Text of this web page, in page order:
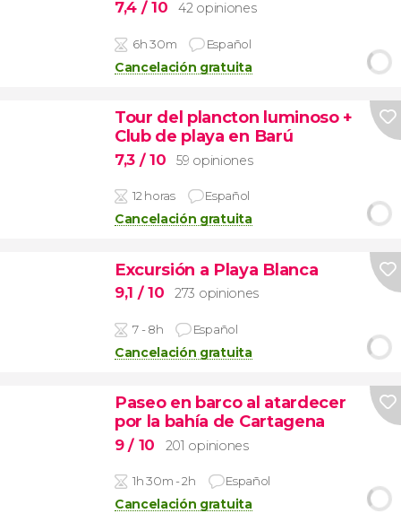
7,4 / 10 42 opiniones
6h 30m Español
Cancelación gratuita
Tour del plancton luminoso +
Club de playa en Barú
7,3 / 10 59 opiniones
12 horas Español
Cancelación gratuita
Excursión a Playa Blanca
9,1 / 10 273 opiniones
7 - 8h Español
Cancelación gratuita
Paseo en barco al atardecer
por la bahía de Cartagena
9/ 10 201 opiniones
1h 30m - 2h Español
Cancelación gratuita